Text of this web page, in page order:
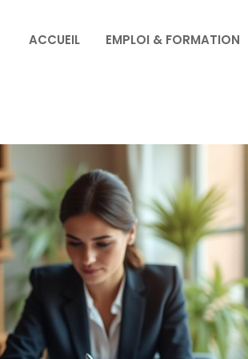
ACCUEIL EMPLOI & FORMATION